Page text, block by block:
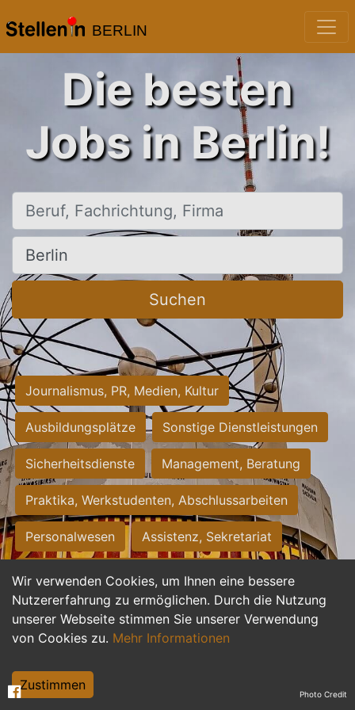
BERLIN
Wir verwenden Cookies, um Ihnen eine bessere
Nutzererfahrung zu ermöglichen. Durch die Nutzung
unserer Webseite stimmen Sie unserer Verwendung
von Cookies zu. Mehr Informationen
Zustimmen
Die besten
Jobs in Berlin!
Beruf, Fachrichtung, Firma
Ort, Stadt
Suchen
Journalismus, PR, Medien, Kultur
Ausbildungsplätze Sonstige Dienstleistungen
Sicherheitsdienste Management, Beratung
Praktika, Werkstudenten, Abschlussarbeiten
Personalwesen Assistenz, Sekretariat
Hilfskräfte, Aushilfs- und Nebenjobs
Einkauf, Logistik, Materialwirtschaft
Weiterbildung, Studium, duale Ausbildung
Tourismus
Photo Credit